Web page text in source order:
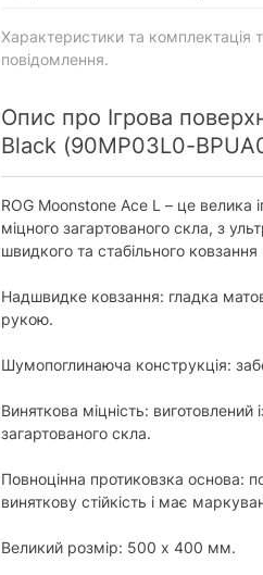
Характеристики та
повідомлення.
Опис про Ігрова
Black (90MP03L0-
ROG Moonstone Ace L – це велика
міцного загартованого скла, з
швидкого та стабільного
Надшвидке ковзання: гладка
рукою.
Шумопоглинаюча конструкція:
Виняткова міцність: виготовлений
загартованого скла.
Повноцінна протиковзка основа:
виняткову стійкість і має
Великий розмір: 500 х 400 мм.